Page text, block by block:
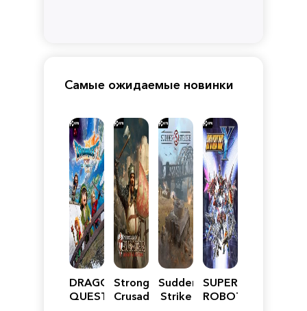
Самые ожидаемые новинки
DRAGON
QUEST
Stronghold
Crusader:
Sudden
Strike
SUPER
ROBOT